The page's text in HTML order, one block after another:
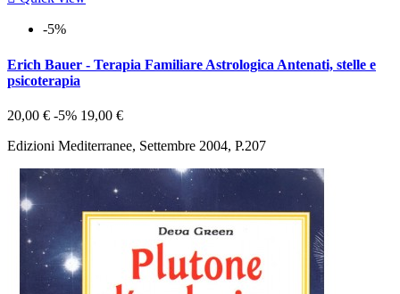
-5%
Erich Bauer - Terapia Familiare Astrologica Antenati, stelle e
psicoterapia
20,00 € -5% 19,00 €
Edizioni Mediterranee, Settembre 2004, P.207